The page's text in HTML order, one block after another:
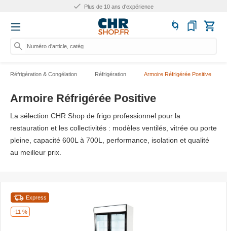
Plus de 25.000 produits
Numéro d'article, catégorie ou n
Réfrigération & Congélation Réfrigération Armoire Réfrigérée Positive
Armoire Réfrigérée Positive
La sélection CHR Shop de frigo professionnel pour la
restauration et les collectivités : modèles ventilés, vitrée ou porte
pleine, capacité 600L à 700L, performance, isolation et qualité
au meilleur prix.
-11 %
Express